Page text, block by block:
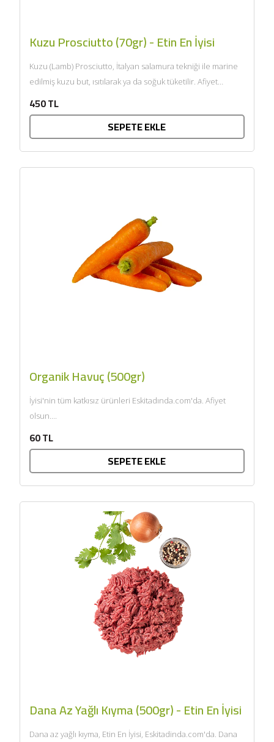
Kuzu Prosciutto (70gr) - Etin En İyisi
Kuzu (Lamb) Prosciutto, İtalyan salamura tekniği ile marine
edilmiş kuzu but, ısıtılarak ya da soğuk tüketilir. Afiyet
450 TL
SEPETE EKLE
Organik Havuç (500gr)
İyisi'nin tüm katkısız ürünleri Eskitadında.com'da. Afiyet
olsun....
60 TL
SEPETE EKLE
Dana Az Yağlı Kıyma (500gr) - Etin En İyisi
Dana az yağlı kıyma, Etin En İyisi, Eskitadinda.com'da. Dana